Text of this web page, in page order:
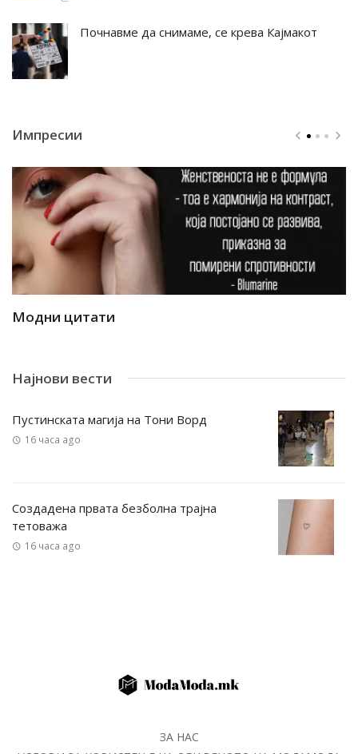
Почнавме да снимаме, се крева Кајмакот
Импресии
Модни цитати
Најнови вести
Пустинската магија на Тони Ворд
16 часа ago
Создадена првата безболна трајна
тетоважа
16 часа ago
ЗА НАС